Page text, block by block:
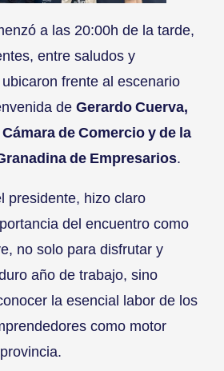
a las 20:00h de la tarde,
entre saludos y
frente al escenario
de Gerardo Cuerva,
de Comercio y de la
de Empresarios.
presidente, hizo claro
del encuentro como
no solo para disfrutar y
año de trabajo, sino
la esencial labor de los
como motor